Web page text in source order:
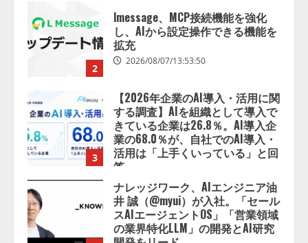
2
lmessage、MCP接続機能を強化
し、AIから設定操作できる機能を
拡充
2026/08/07/13:53:50
3
【2026年企業のAI導入・活用に関
する調査】AIを組織として導入で
きている企業は26.8％。AI導入企
業の68.0％が、自社でのAI導入・
活用は「上手くいっている」と回
答
4
ナレッジワーク、AIエンジニア油
井 誠（@myui）が入社。「セール
スAIエージェントOS」「営業領域
の業界特化LLM」の開発とAI研究
開発をリード